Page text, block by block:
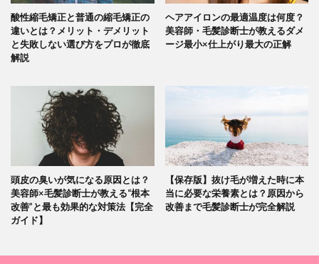
酸性縮毛矯正と普通の縮毛矯正の
違いとは？メリット・デメリット
と失敗しない選び方をプロが徹底
解説
ヘアアイロンの最適温度は何度？
美容師・毛髪診断士が教えるダメ
ージ最小×仕上がり最大の正解
頭皮の臭いが気になる原因とは？
美容師×毛髪診断士が教える“根本
改善”と最も効果的な対策法【完全
ガイド】
【保存版】抜け毛が増えた時に本
当に必要な栄養素とは？原因から
改善まで毛髪診断士が完全解説